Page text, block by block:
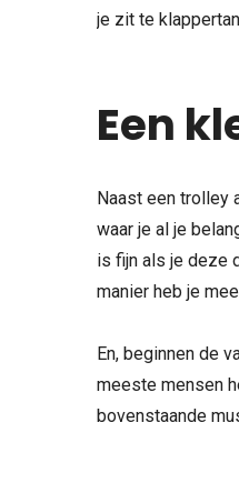
je zit te
Een
Naast een trolley
waar je al je
is fijn als je deze
manier heb je
En, beginnen de
meeste mensen
bovenstaande